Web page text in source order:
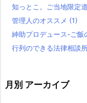
知っとこ。ご当地限定
管理人のオススメ (1)
紳助プロデュース-ご飯
行列のできる法律相談
月別 アーカイブ